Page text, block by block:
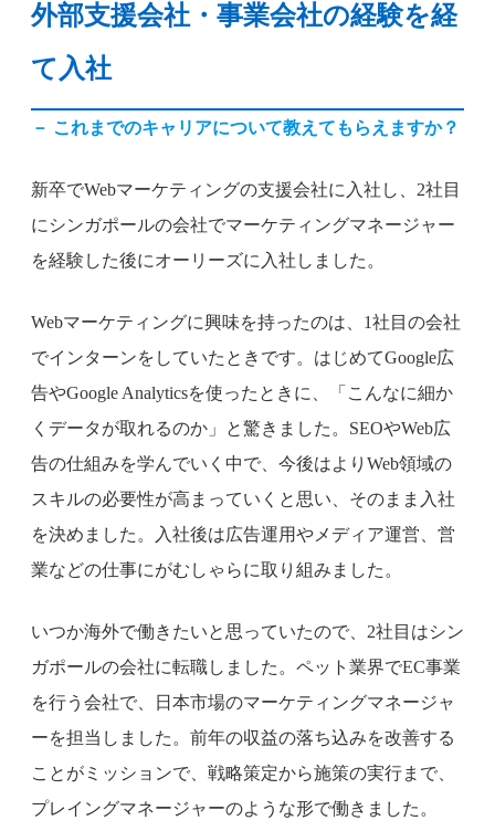
外部支援会社・事業会社の経験を経
て入社
－ これまでのキャリアについて教えてもらえますか？
新卒でWebマーケティングの支援会社に入社し、2社目
にシンガポールの会社でマーケティングマネージャー
を経験した後にオーリーズに入社しました。
Webマーケティングに興味を持ったのは、1社目の会社
でインターンをしていたときです。はじめてGoogle広
告やGoogle Analyticsを使ったときに、「こんなに細か
くデータが取れるのか」と驚きました。SEOやWeb広
告の仕組みを学んでいく中で、今後はよりWeb領域の
スキルの必要性が高まっていくと思い、そのまま入社
を決めました。入社後は広告運用やメディア運営、営
業などの仕事にがむしゃらに取り組みました。
いつか海外で働きたいと思っていたので、2社目はシン
ガポールの会社に転職しました。ペット業界でEC事業
を行う会社で、日本市場のマーケティングマネージャ
ーを担当しました。前年の収益の落ち込みを改善する
ことがミッションで、戦略策定から施策の実行まで、
プレイングマネージャーのような形で働きました。